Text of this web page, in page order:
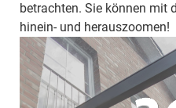
betrachten. Sie können mit
hinein- und herauszoomen!